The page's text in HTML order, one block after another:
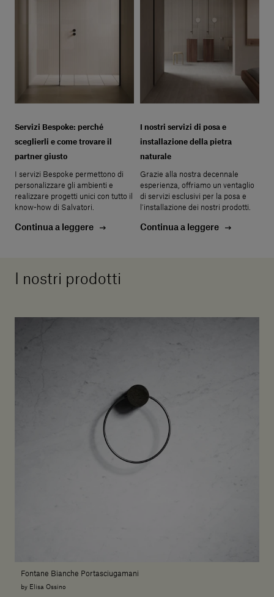
Servizi Bespoke: perché
sceglierli e come trovare il
partner giusto
I servizi Bespoke permettono di
personalizzare gli ambienti e
realizzare progetti unici con tutto il
know-how di Salvatori.
Continua a leggere
I nostri servizi di posa e
installazione della pietra
naturale
Grazie alla nostra decennale
esperienza, offriamo un ventaglio
di servizi esclusivi per la posa e
l’installazione dei nostri prodotti.
Continua a leggere
I nostri prodotti
Fontane Bianche Portasciugamani
by Elisa Ossino